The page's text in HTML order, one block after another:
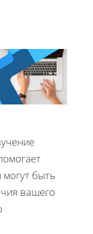
могут быть
вашего